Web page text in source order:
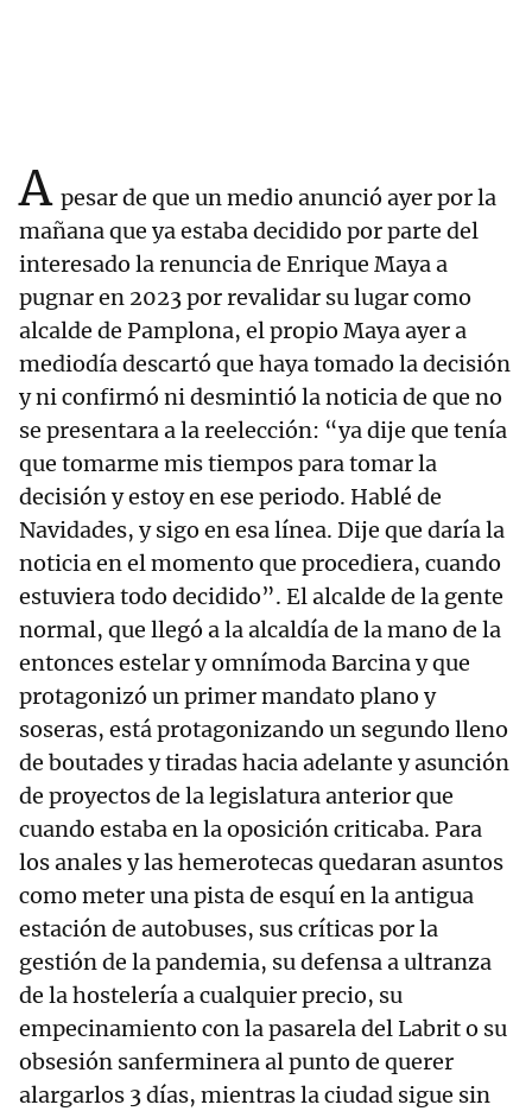
A pesar de que un medio anunció ayer por la
mañana que ya estaba decidido por parte del
interesado la renuncia de Enrique Maya a
pugnar en 2023 por revalidar su lugar como
alcalde de Pamplona, el propio Maya ayer a
mediodía descartó que haya tomado la decisión
y ni confirmó ni desmintió la noticia de que no
se presentara a la reelección: “ya dije que tenía
que tomarme mis tiempos para tomar la
decisión y estoy en ese periodo. Hablé de
Navidades, y sigo en esa línea. Dije que daría la
noticia en el momento que procediera, cuando
estuviera todo decidido”. El alcalde de la gente
normal, que llegó a la alcaldía de la mano de la
entonces estelar y omnímoda Barcina y que
protagonizó un primer mandato plano y
soseras, está protagonizando un segundo lleno
de boutades y tiradas hacia adelante y asunción
de proyectos de la legislatura anterior que
cuando estaba en la oposición criticaba. Para
los anales y las hemerotecas quedaran asuntos
como meter una pista de esquí en la antigua
estación de autobuses, sus críticas por la
gestión de la pandemia, su defensa a ultranza
de la hostelería a cualquier precio, su
empecinamiento con la pasarela del Labrit o su
obsesión sanferminera al punto de querer
alargarlos 3 días, mientras la ciudad sigue sin